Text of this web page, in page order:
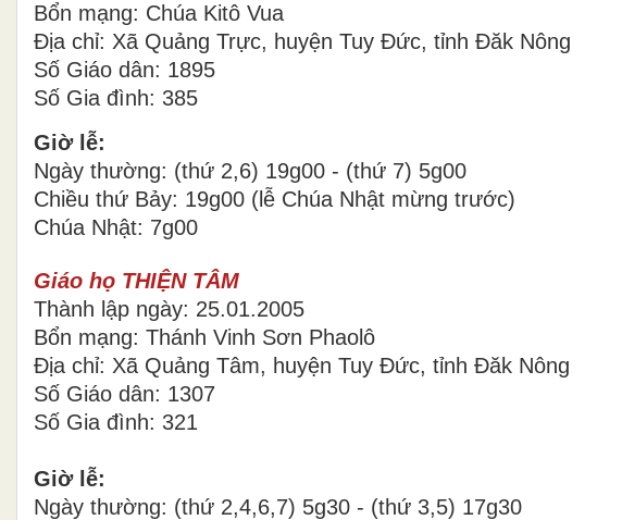
Bổn mạng: Chúa Kitô Vua
Địa chỉ: Xã Quảng Trực, huyện Tuy Đức, tỉnh Đăk Nông
Số Giáo dân: 1895
Số Gia đình: 385
Giờ lễ:
Ngày thường: (thứ 2,6) 19g00 - (thứ 7) 5g00
Chiều thứ Bảy: 19g00 (lễ Chúa Nhật mừng trước)
Chúa Nhật: 7g00
Giáo họ THIỆN TÂM
Thành lập ngày: 25.01.2005
Bổn mạng: Thánh Vinh Sơn Phaolô
Địa chỉ: Xã Quảng Tâm, huyện Tuy Đức, tỉnh Đăk Nông
Số Giáo dân: 1307
Số Gia đình: 321
Giờ lễ:
Ngày thường: (thứ 2,4,6,7) 5g30 - (thứ 3,5) 17g30